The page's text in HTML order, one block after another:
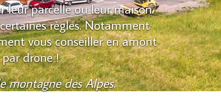
leur parcelle ou leur maison.
règles. Notamment
vous conseiller en amont
drone !
montagne des Alpes.